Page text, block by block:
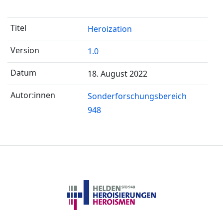
Heroization
1.0
18. August 2022
Sonderforschungsbereich
948